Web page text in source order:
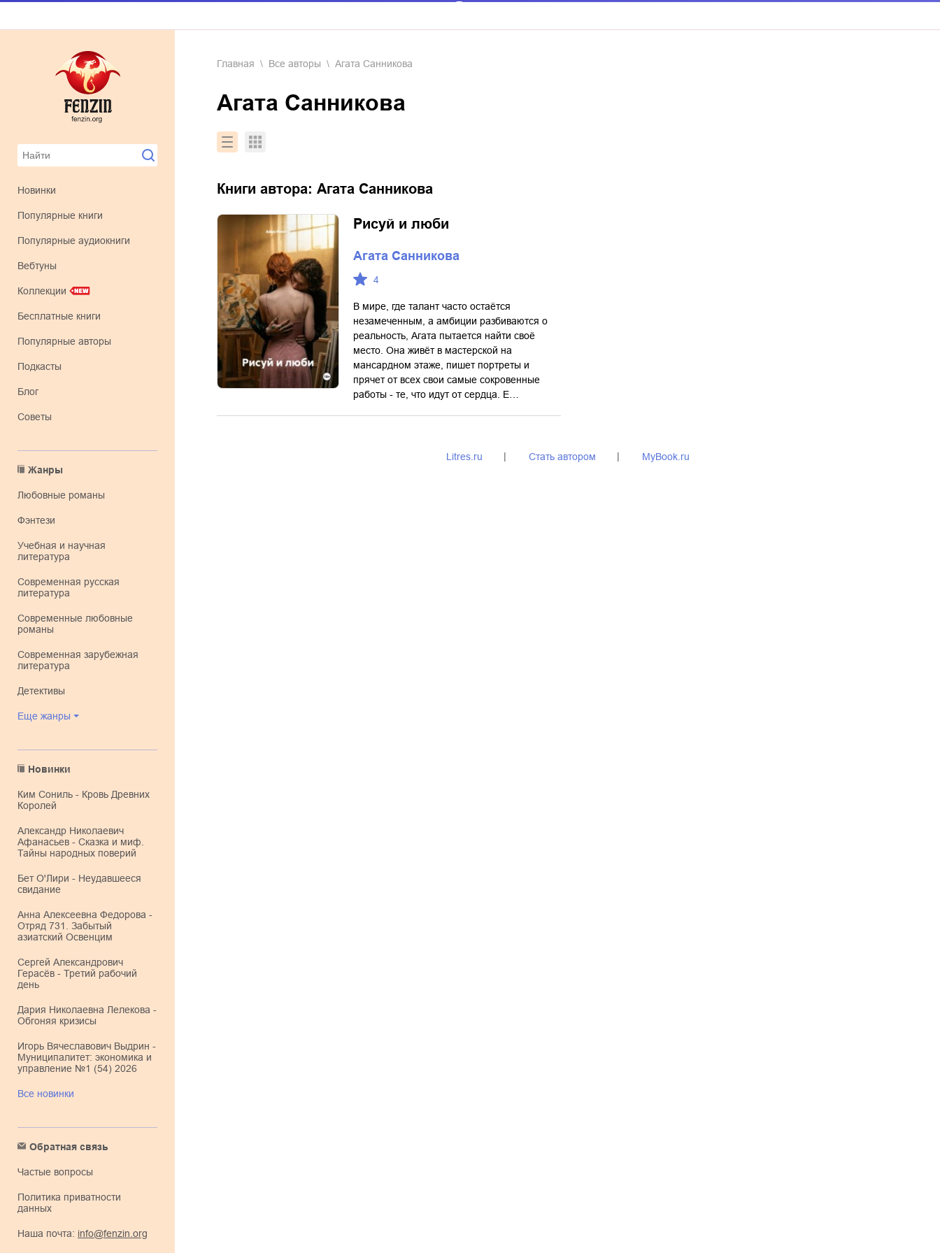
Новинки
Популярные книги
Популярные аудиокниги
Вебтуны
Коллекции
Бесплатные книги
Популярные авторы
Подкасты
Блог
Советы
Жанры
любовные романы
фэнтези
учебная и научная
литература
современная русская
литература
современные любовные
романы
современная зарубежная
литература
детективы
Еще жанры
Новинки
Ким Сониль - Кровь Древних
Королей
Александр Николаевич
Афанасьев - Сказка и миф.
Тайны народных поверий
Бет О'Лири - Неудавшееся
свидание
Анна Алексеевна Федорова -
Отряд 731. Забытый
азиатский Освенцим
Сергей Александрович
Герасёв - Третий рабочий
день
Дария Николаевна Лелекова -
Обгоняя кризисы
Игорь Вячеславович Выдрин -
Муниципалитет: экономика и
управление №1 (54) 2026
Все новинки
Обратная связь
Частые вопросы
Политика приватности
данных
Наша почта: info@fenzin.org
Главная Все авторы Агата Санникова
Агата Санникова
Книги автора: Агата Санникова
Рисуй и люби
Агата Санникова
4
В мире, где талант часто остаётся
незамеченным, а амбиции разбиваются о
реальность, Агата пытается найти своё
место. Она живёт в мастерской на
мансардном этаже, пишет портреты и
прячет от всех свои самые сокровенные
работы - те, что идут от сердца. Е…
Litres.ru Стать автором MyBook.ru